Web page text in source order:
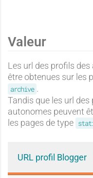
Valeur
Les url des profils
être obtenues sur les
archive .
Tandis que les url
autonomes peuvent
les pages de type
URL profil Blogger